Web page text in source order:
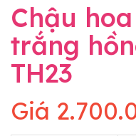
Chậu
trắng
TH23
Giá